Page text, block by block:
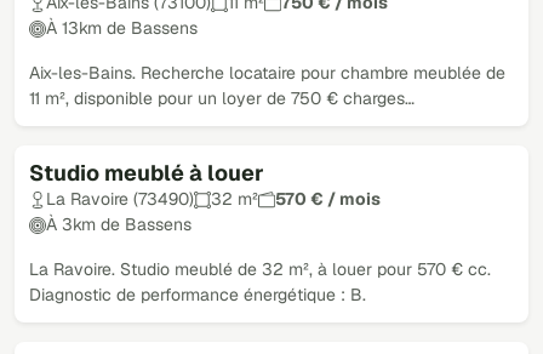
À 13km de Bassens
Aix-les-Bains. Recherche locataire pour chambre meublée de
11 m², disponible pour un loyer de 750 € charges…
Studio meublé à louer
La Ravoire (73490) 32 m²
570 € / mois
À 3km de Bassens
La Ravoire. Studio meublé de 32 m², à louer pour 570 € cc.
Diagnostic de performance énergétique : B.